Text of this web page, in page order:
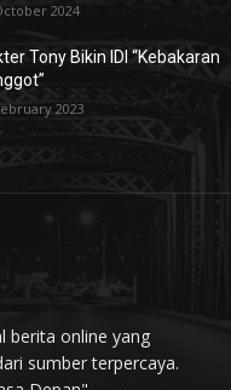
2024
Tony Bikin IDI “Kebakaran
2023
berita online yang
sumber terpercaya.